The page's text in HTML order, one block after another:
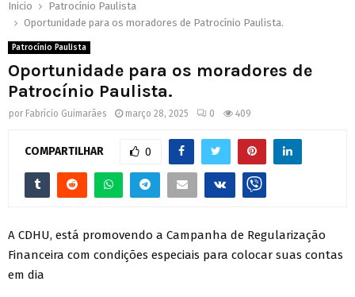
Inicio
Patrocínio Paulista
Oportunidade para os moradores de Patrocínio Paulista.
Patrocínio Paulista
Oportunidade para os moradores de
Patrocínio Paulista.
por Fabrício Guimarães março 28, 2025 0 409
COMPARTILHAR 0
A CDHU, está promovendo a Campanha de Regularização
Financeira com condições especiais para colocar suas contas
em dia